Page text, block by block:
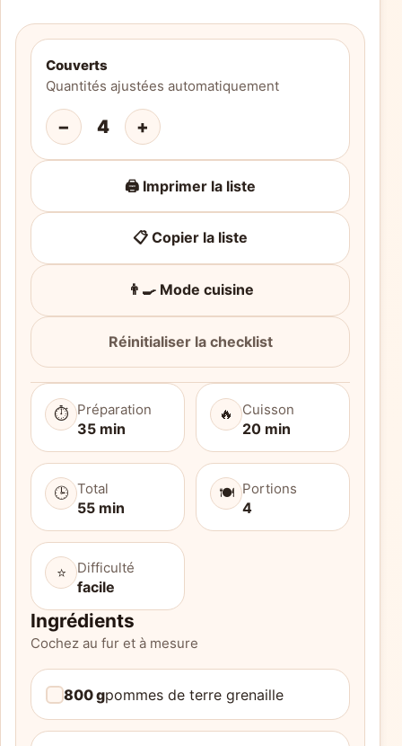
Couverts
Quantités ajustées automatiquement
− 4 +
🖨️ Imprimer la liste
📋 Copier la liste
👨‍🍳 Mode cuisine
Réinitialiser la checklist
⏱️ Préparation
35 min
🔥 Cuisson
20 min
🕒 Total
55 min
🍽️ Portions
4
⭐ Difficulté
facile
Ingrédients
Cochez au fur et à mesure
800 gpommes de terre grenaille